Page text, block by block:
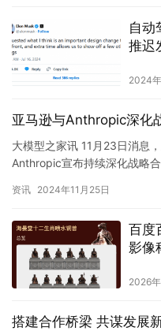
自动
推迟
2024
亚马逊与Anthropic深化
大模型之家讯 11月23日消息
Anthropic宣布持续深化战略
资讯 2024年11月25日
百度
影像
2026
搭建合作桥梁 共谋发展